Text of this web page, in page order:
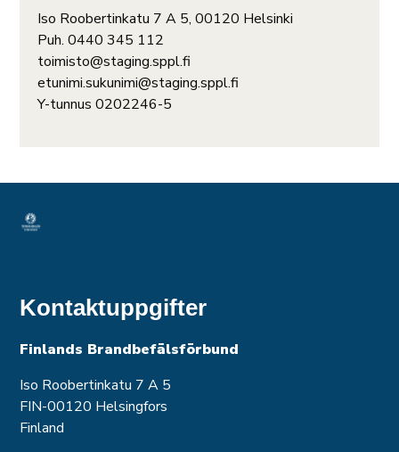
Iso Roobertinkatu 7 A 5, 00120 Helsinki
Puh. 0440 345 112
toimisto@staging.sppl.fi
etunimi.sukunimi@staging.sppl.fi
Y-tunnus 0202246-5
Kontaktuppgifter
Finlands Brandbefälsförbund
Iso Roobertinkatu 7 A 5
FIN-00120 Helsingfors
Finland